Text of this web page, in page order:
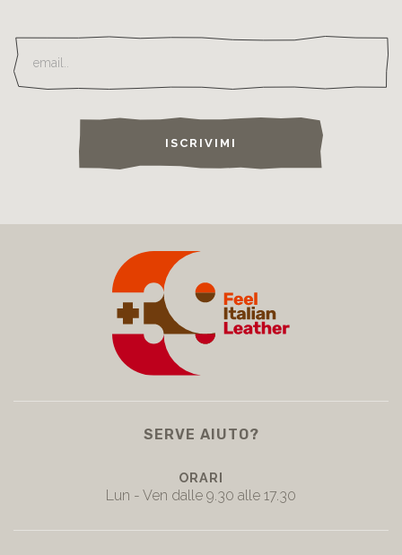
ISCRIVIMI
SERVE AIUTO?
ORARI
Lun - Ven dalle 9.30 alle 17.30